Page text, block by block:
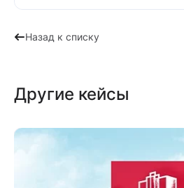
Назад к списку
Другие кейсы